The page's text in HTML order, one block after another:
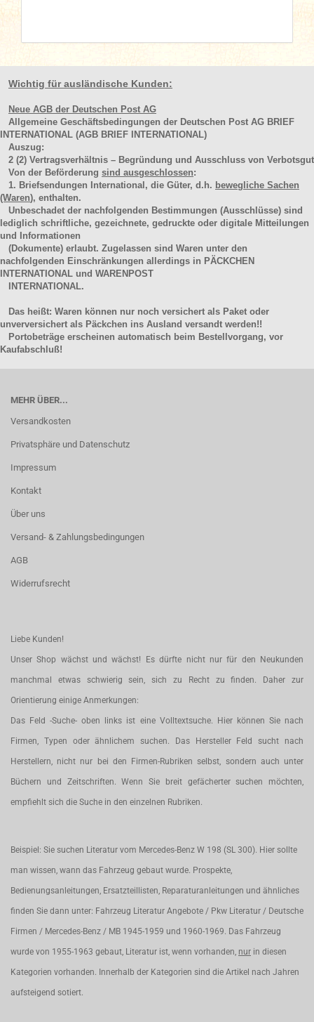
Wichtig für ausländische Kunden:
Neue AGB der Deutschen Post AG
Allgemeine Geschäftsbedingungen der Deutschen Post AG BRIEF
INTERNATIONAL (AGB BRIEF INTERNATIONAL)
Auszug:
2 (2) Vertragsverhältnis – Begründung und Ausschluss von Verbotsgut
Von der Beförderung sind ausgeschlossen:
1. Briefsendungen International, die Güter, d.h. bewegliche Sachen
(Waren), enthalten.
Unbeschadet der nachfolgenden Bestimmungen (Ausschlüsse) sind
lediglich schriftliche, gezeichnete, gedruckte oder digitale Mitteilungen
und Informationen
(Dokumente) erlaubt. Zugelassen sind Waren unter den
nachfolgenden Einschränkungen allerdings in PÄCKCHEN
INTERNATIONAL und WARENPOST
INTERNATIONAL.
Das heißt: Waren können nur noch versichert als Paket oder
unverversichert als Päckchen ins Ausland versandt werden!!
Portobeträge erscheinen automatisch beim Bestellvorgang, vor
Kaufabschluß!
MEHR ÜBER...
Versandkosten
Privatsphäre und Datenschutz
Impressum
Kontakt
Über uns
Versand- & Zahlungsbedingungen
AGB
Widerrufsrecht
Liebe Kunden!
Unser Shop wächst und wächst! Es dürfte nicht nur für den Neukunden
manchmal etwas schwierig sein, sich zu Recht zu finden. Daher zur
Orientierung einige Anmerkungen:
Das Feld -Suche- oben links ist eine Volltextsuche. Hier können Sie nach
Firmen, Typen oder ähnlichem suchen. Das Hersteller Feld sucht nach
Herstellern, nicht nur bei den Firmen-Rubriken selbst, sondern auch unter
Büchern und Zeitschriften. Wenn Sie breit gefächerter suchen möchten,
empfiehlt sich die Suche in den einzelnen Rubriken.
Beispiel: Sie suchen Literatur vom Mercedes-Benz W 198 (SL 300). Hier sollte
man wissen, wann das Fahrzeug gebaut wurde. Prospekte,
Bedienungsanleitungen, Ersatzteillisten, Reparaturanleitungen und ähnliches
finden Sie dann unter: Fahrzeug Literatur Angebote / Pkw Literatur / Deutsche
Firmen / Mercedes-Benz / MB 1945-1959 und 1960-1969. Das Fahrzeug
wurde von 1955-1963 gebaut, Literatur ist, wenn vorhanden, nur in diesen
Kategorien vorhanden. Innerhalb der Kategorien sind die Artikel nach Jahren
aufsteigend sotiert.